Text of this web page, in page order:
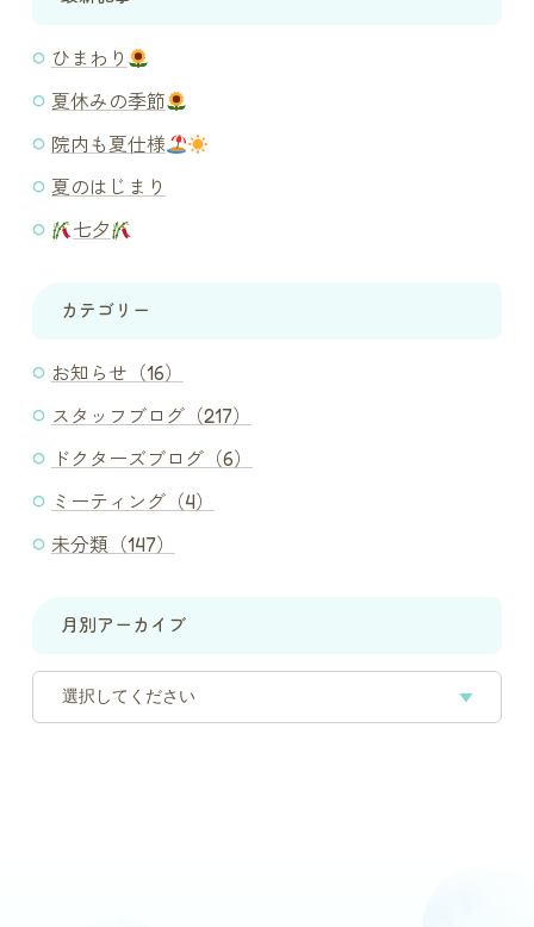
ひまわり
夏休みの季節
院内も夏仕様
夏のはじまり
七夕
カテゴリー
お知らせ（16）
スタッフブログ（217）
ドクターズブログ（6）
ミーティング（4）
未分類（147）
月別アーカイブ